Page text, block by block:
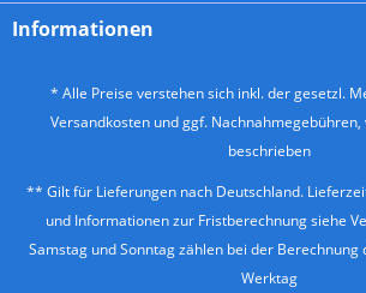
Informationen
* Alle Preise verstehen sich inkl. der gesetzl.
Versandkosten und ggf.
beschrieben
** Gilt für Lieferungen nach Deutschland.
und Informationen zur Fristberechnung siehe
Samstag und Sonntag zählen bei der Berechnung
Werktag